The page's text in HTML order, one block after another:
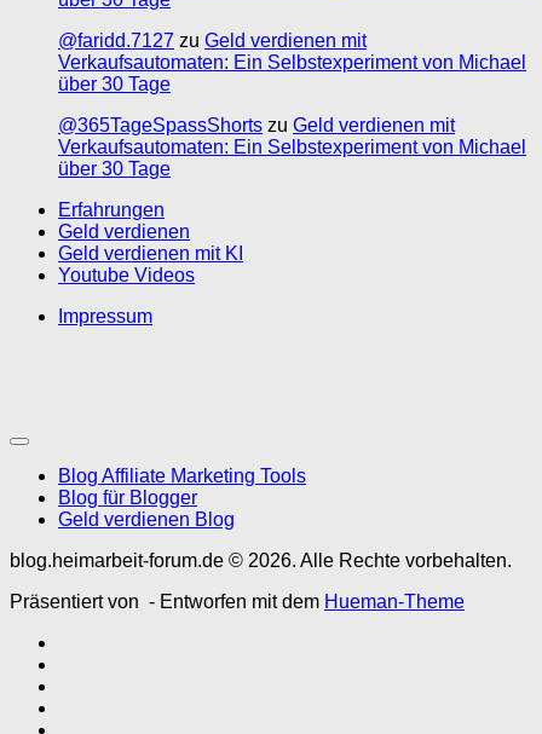
@faridd.7127 zu Geld verdienen mit
Verkaufsautomaten: Ein Selbstexperiment von Michael
über 30 Tage
@365TageSpassShorts zu Geld verdienen mit
Verkaufsautomaten: Ein Selbstexperiment von Michael
über 30 Tage
Erfahrungen
Geld verdienen
Geld verdienen mit KI
Youtube Videos
Impressum
Blog Affiliate Marketing Tools
Blog für Blogger
Geld verdienen Blog
blog.heimarbeit-forum.de © 2026. Alle Rechte vorbehalten.
Präsentiert von - Entworfen mit dem Hueman-Theme